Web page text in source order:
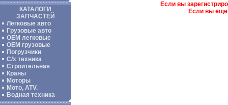
КАТАЛОГИ
ЗАПЧАСТЕЙ
Легковые авто
Грузовые авто
ОЕМ легковые
OEM грузовые
Погрузчики
С/х техника
Строительная
Краны
Моторы
Мото, ATV.
Водная техника
Если вы
Если вы еще